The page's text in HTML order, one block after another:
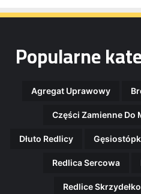
Popularne
Agregat Uprawowy
Części Zamienne Do
Dłuto Redlicy
Redlica Sercowa
Redlice